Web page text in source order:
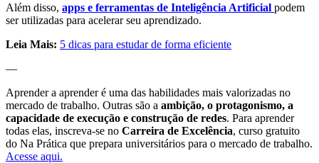
Além disso, apps e ferramentas de Inteligência Artificial podem
ser utilizadas para acelerar seu aprendizado.
Leia Mais: 5 dicas para estudar de forma eficiente
—
Aprender a aprender é uma das habilidades mais valorizadas no
mercado de trabalho. Outras são a ambição, o protagonismo, a
capacidade de execução e construção de redes. Para aprender
todas elas, inscreva-se no Carreira de Excelência, curso gratuito
do Na Prática que prepara universitários para o mercado de trabalho.
Acesse aqui.